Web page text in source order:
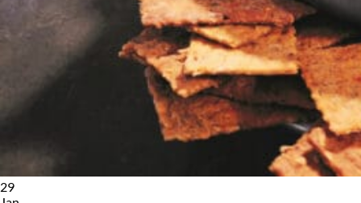
Retour à la boutique
29